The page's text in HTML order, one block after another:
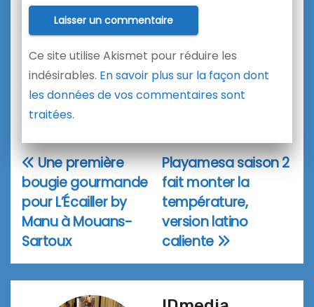
Ce site utilise Akismet pour réduire les
indésirables. En savoir plus sur la façon dont
les données de vos commentaires sont
traitées.
Navigation
de
l’article
Playamesa saison 2
fait monter la
température,
version latino
caliente
Une première
bougie gourmande
pour L’Écailler by
Manu à Mouans-
Sartoux